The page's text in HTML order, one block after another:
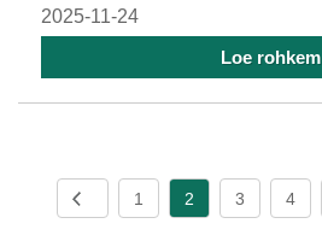
2025-11-24
Loe rohkem
1 2 3 4